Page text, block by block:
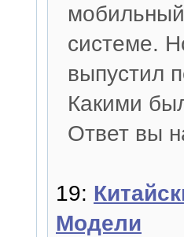
системе.
выпустил
Какими
Ответ вы
19:
Модели